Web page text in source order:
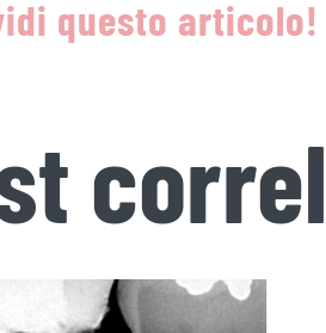
questo articolo!